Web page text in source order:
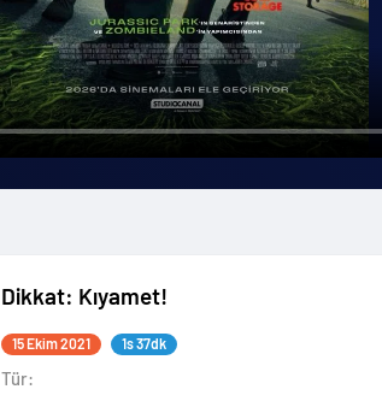
Dikkat: Kıyamet!
15 Ekim 2021 1s 37dk
Tür: